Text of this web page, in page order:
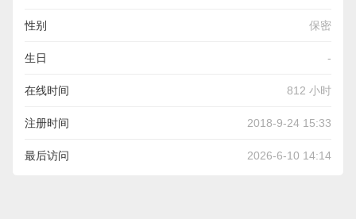
性别 保密
生日 -
在线时间 812 小时
注册时间 2018-9-24 15:33
最后访问 2026-6-10 14:14